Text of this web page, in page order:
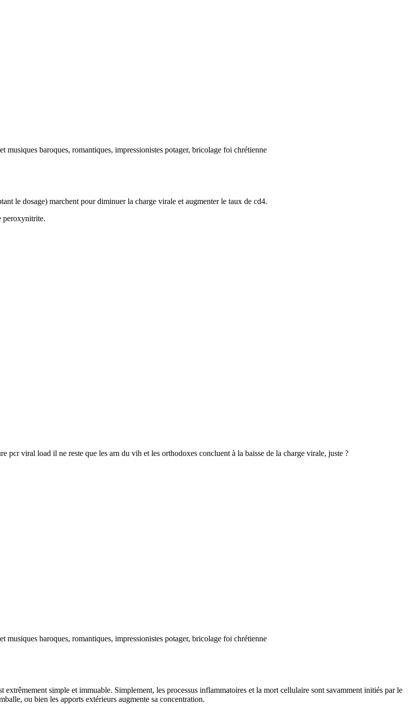
baroques, romantiques, impressionistes potager, bricolage foi chrétienne
le dosage) marchent pour diminuer la charge virale et augmenter le taux de cd4.
peroxynitrite.
viral load il ne reste que les arn du vih et les orthodoxes concluent à la baisse de la charge virale, juste ?
baroques, romantiques, impressionistes potager, bricolage foi chrétienne
simple et immuable. Simplement, les processus inflammatoires et la mort cellulaire sont savamment initiés par le
ou bien les apports extérieurs augmente sa concentration.